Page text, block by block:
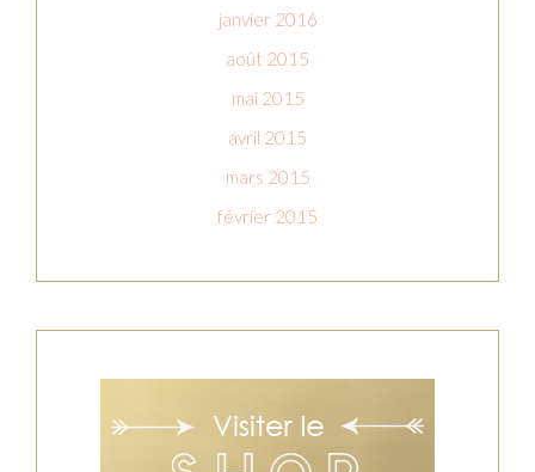
janvier 2016
août 2015
mai 2015
avril 2015
mars 2015
février 2015